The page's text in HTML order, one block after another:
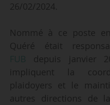
26/02/2024.
Nommé à ce poste
Quéré était
FUB depuis janvier
impliquent la
plaidoyers et le
autres directions de